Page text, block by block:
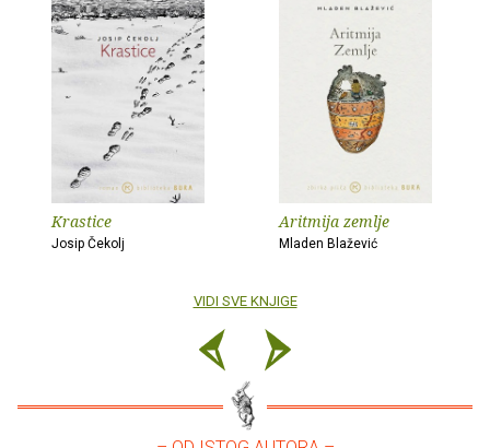
Krastice
Josip Čekolj
Aritmija zemlje
Mladen Blažević
VIDI SVE KNJIGE